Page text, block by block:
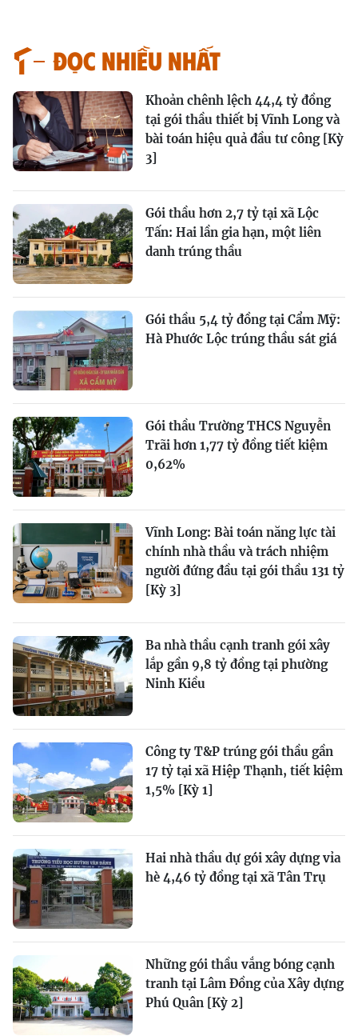
Đọc nhiều nhất
Khoản chênh lệch 44,4 tỷ đồng
tại gói thầu thiết bị Vĩnh Long và
bài toán hiệu quả đầu tư công [Kỳ
3]
Gói thầu hơn 2,7 tỷ tại xã Lộc
Tấn: Hai lần gia hạn, một liên
danh trúng thầu
Gói thầu 5,4 tỷ đồng tại Cẩm Mỹ:
Hà Phước Lộc trúng thầu sát giá
Gói thầu Trường THCS Nguyễn
Trãi hơn 1,77 tỷ đồng tiết kiệm
0,62%
Vĩnh Long: Bài toán năng lực tài
chính nhà thầu và trách nhiệm
người đứng đầu tại gói thầu 131 tỷ
[Kỳ 3]
Ba nhà thầu cạnh tranh gói xây
lắp gần 9,8 tỷ đồng tại phường
Ninh Kiều
Công ty T&P trúng gói thầu gần
17 tỷ tại xã Hiệp Thạnh, tiết kiệm
1,5% [Kỳ 1]
Hai nhà thầu dự gói xây dựng vỉa
hè 4,46 tỷ đồng tại xã Tân Trụ
Những gói thầu vắng bóng cạnh
tranh tại Lâm Đồng của Xây dựng
Phú Quân [Kỳ 2]